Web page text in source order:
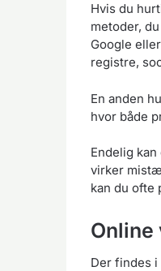
Hvis du
metoder,
Google
registre,
En anden
hvor både
Endelig
virker
kan du ofte
Der findes